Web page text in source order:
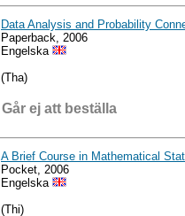
Data Analysis and Probability
Paperback, 2006
Engelska
(Tha)
Går ej att beställa
A Brief Course in Mathematical
Pocket, 2006
Engelska
(Thi)